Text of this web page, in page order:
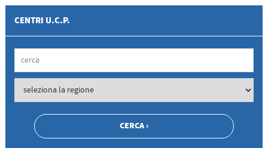
CENTRI U.C.P.